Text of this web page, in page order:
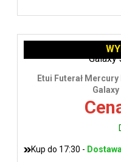
Etui Futerał
Kup do 17:30 -